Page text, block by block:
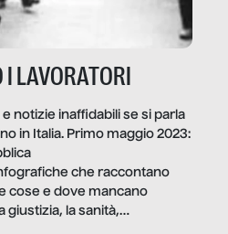
LAVORATORI
notizie inaffidabili se si parla
in Italia. Primo maggio 2023:
che raccontano
cose e dove mancano
giustizia, la sanità,